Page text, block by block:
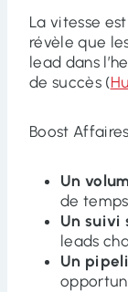
La vitesse
révèle que
lead dans
de succès (
Boost
Un
de
Un suivi
leads
Un